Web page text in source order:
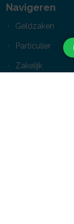
Navigeren
Geldzaken
Particulier
Zakelijk